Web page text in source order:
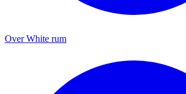
Over White rum